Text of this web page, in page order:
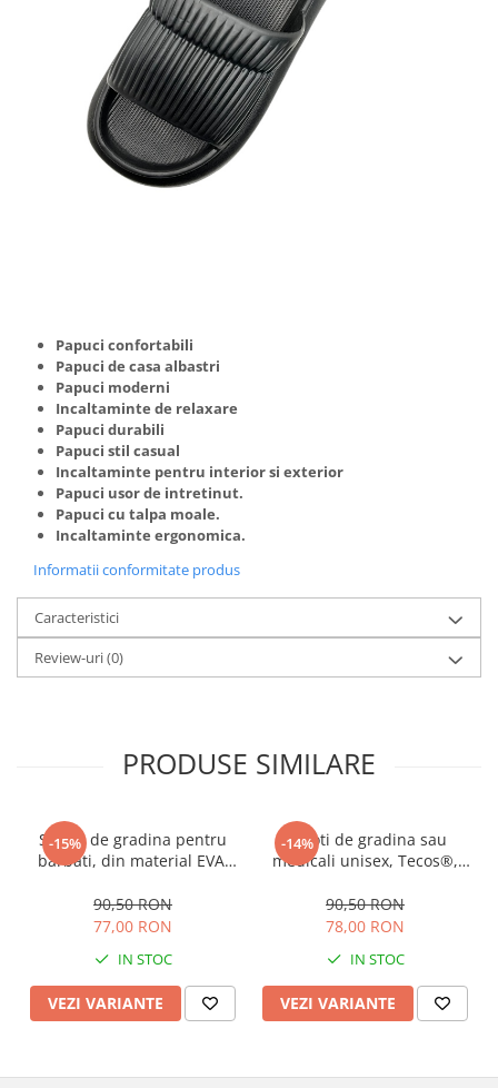
Papuci confortabili
Papuci de casa albastri
Papuci moderni
Incaltaminte de relaxare
Papuci durabili
Papuci stil casual
Incaltaminte pentru interior si exterior
Papuci usor de intretinut.
Papuci cu talpa moale.
Incaltaminte ergonomica.
Informatii conformitate produs
Caracteristici
Review-uri(0)
PRODUSE SIMILARE
-15%
Saboti de gradina pentru
barbati, din material EVA,
cu gauri pentru circulatia
aerului, foarte usori, 26
90,50 RON
77,00 RON
IN STOC
VEZI VARIANTE
-14%
Saboti de gradina sau
medicali unisex, Tecos®,
marime 44, cu gauri pentru
circulatia aerului, foarte
90,50 RON
78,00 RON
IN STOC
VEZI VARIANTE